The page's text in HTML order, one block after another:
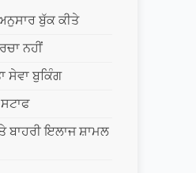
ਬੁੱਕ ਕੀਤੇ
ਨਹੀਂ
ਸੇਵਾ ਬੁਕਿੰਗ
ਬਾਹਰੀ ਇਲਾਜ ਸ਼ਾਮਲ